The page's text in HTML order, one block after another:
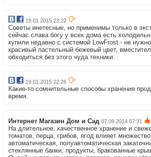
19.01.2015 23:22
Советы инетесные, но применимы только в
сейчас слава богу у всех дома есть
купили недавно с системой LowFrost - не
красивый пастельный бежевый цвет,
обходиться без этого чуда техники.
19.01.2015 22:26
Какие-то сомнительные способы хранения
время.
Интернет Магазин Дом и Сад 07.09.2014 07:31
На длительное, качественное хранение и
томатов, перца, грибов, ягод влияет
автоматическая, полуавтоматическая
стеклянные банки, продукты, бракованные